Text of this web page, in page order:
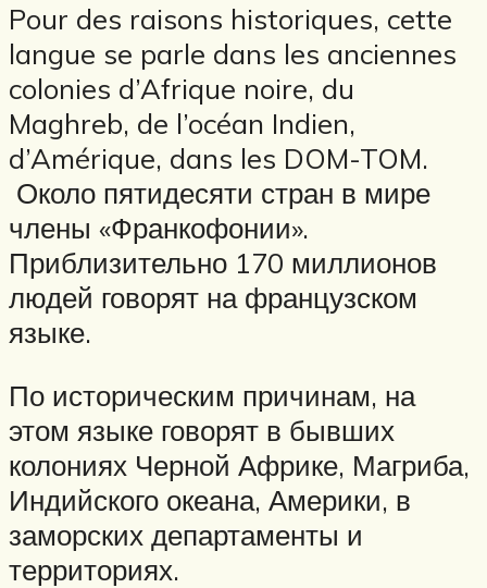
Pour des raisons historiques, cette
langue se parle dans les anciennes
colonies d’Afrique noire, du
Maghreb, de l’océan Indien,
d’Amérique, dans les DOM-TOM.
Около пятидесяти стран в мире
члены «Франкофонии».
Приблизительно 170 миллионов
людей говорят на французском
языке.
По историческим причинам, на
этом языке говорят в бывших
колониях Черной Африке, Магриба,
Индийского океана, Америки, в
заморских департаменты и
территориях.